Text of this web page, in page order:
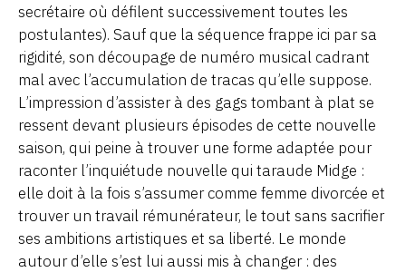
secrétaire où défilent successivement toutes les
postulantes). Sauf que la séquence frappe ici par sa
rigidité, son découpage de numéro musical cadrant
mal avec l’accumulation de tracas qu’elle suppose.
L’impression d’assister à des gags tombant à plat se
ressent devant plusieurs épisodes de cette nouvelle
saison, qui peine à trouver une forme adaptée pour
raconter l’inquiétude nouvelle qui taraude Midge :
elle doit à la fois s’assumer comme femme divorcée et
trouver un travail rémunérateur, le tout sans sacrifier
ses ambitions artistiques et sa liberté. Le monde
autour d’elle s’est lui aussi mis à changer : des